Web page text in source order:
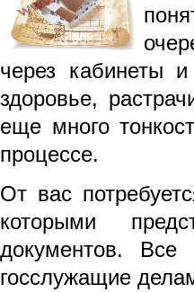
через кабинеты
здоровье,
еще много
процессе.
От вас
которыми
документов. Все
госслужащие